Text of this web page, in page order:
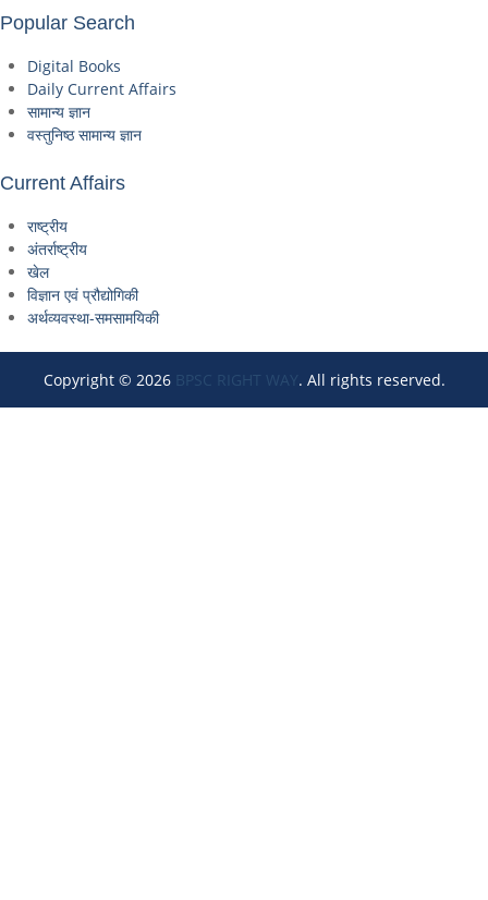
Popular Search
Digital Books
Daily Current Affairs
सामान्य ज्ञान
वस्तुनिष्ठ सामान्य ज्ञान
Current Affairs
राष्ट्रीय
अंतर्राष्ट्रीय
खेल
विज्ञान एवं प्रौद्योगिकी
अर्थव्यवस्था-समसामयिकी
Copyright © 2026 BPSC RIGHT WAY . All rights reserved.